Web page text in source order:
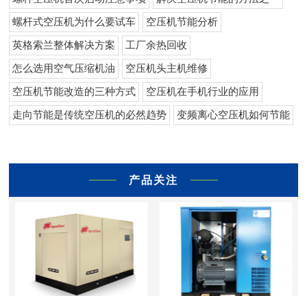
螺杆式空压机为什么要试车 空压机节能分析
英格索兰整体解决方案 工厂余热回收
怎么选用空气压缩机油 空压机头主机维修
空压机节能改造的三种方式 空压机在手机行业的应用
走向节能是传统空压机的必然趋势 变频离心空压机如何节能
产品关注